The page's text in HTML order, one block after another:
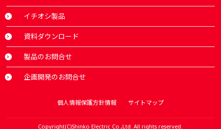
イチオシ製品
資料ダウンロード
製品のお問合せ
企画開発のお問合せ
個人情報保護方針情報 サイトマップ
Copyright(C)Shinko Electric Co.,Ltd. All rights reserved.